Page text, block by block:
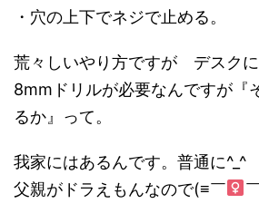
・穴の上下でネジで止める。
荒々しいやり方ですが デスクに
8mmドリルが必要なんですが『
るか』って。
我家にはあるんです。普通に^_^
父親がドラえもんなので(≡￣